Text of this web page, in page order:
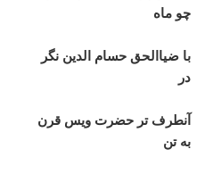
چو ماه
با ضياالحق حسام الدين نگر
در
آنطرف تر حضرت ويس قرن
به تن